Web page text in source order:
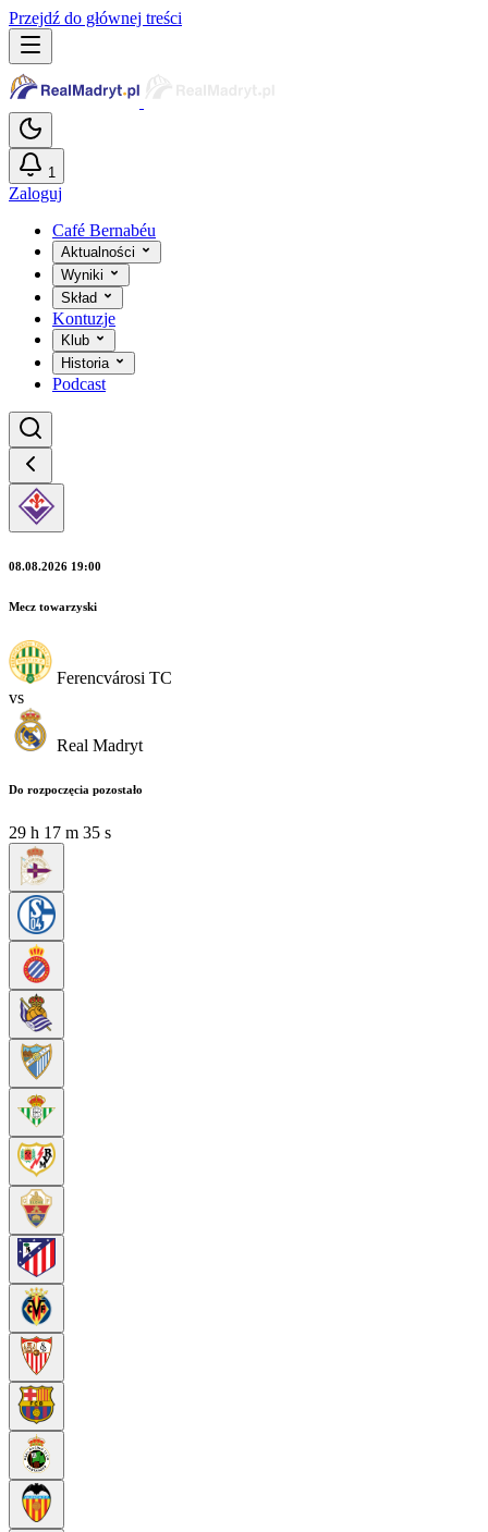
Przejdź do głównej treści
1
Zaloguj
Café Bernabéu
Aktualności
Wyniki
Skład
Kontuzje
Klub
Historia
Podcast
08.08.2026 19:00
Mecz towarzyski
Ferencvárosi TC
vs
Real Madryt
Do rozpoczęcia pozostało
29 h 17 m 34 s